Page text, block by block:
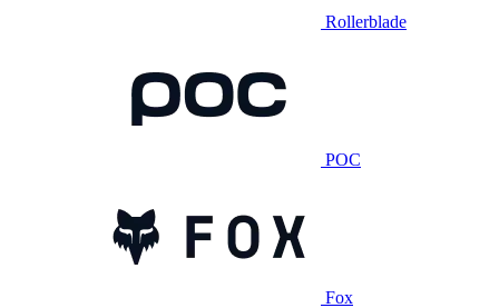
Rollerblade
POC
Fox